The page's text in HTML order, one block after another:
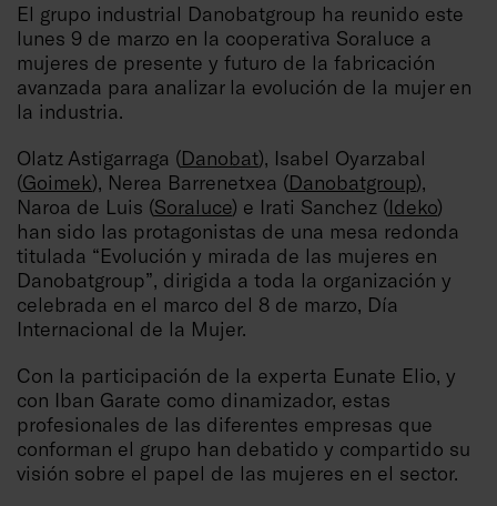
El grupo industrial Danobatgroup ha reunido este
lunes 9 de marzo en la cooperativa Soraluce a
mujeres de presente y futuro de la fabricación
avanzada para analizar la evolución de la mujer en
la industria.
Olatz Astigarraga (Danobat), Isabel Oyarzabal
(Goimek), Nerea Barrenetxea (Danobatgroup),
Naroa de Luis (Soraluce) e Irati Sanchez (Ideko)
han sido las protagonistas de una mesa redonda
titulada “Evolución y mirada de las mujeres en
Danobatgroup”, dirigida a toda la organización y
celebrada en el marco del 8 de marzo, Día
Internacional de la Mujer.
Con la participación de la experta Eunate Elio, y
con Iban Garate como dinamizador, estas
profesionales de las diferentes empresas que
conforman el grupo han debatido y compartido su
visión sobre el papel de las mujeres en el sector.